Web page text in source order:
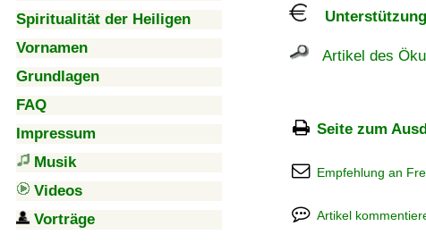
Spiritualität der Heiligen
Vornamen
Grundlagen
FAQ
Impressum
Musik
Videos
Vorträge
Unterstützung
Artikel des
Seite zum
Empfehlung an
Artikel